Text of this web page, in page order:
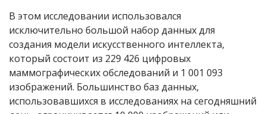
В этом исследовании использовался
исключительно большой набор данных для
создания модели искусственного интеллекта,
который состоит из 229 426 цифровых
маммографических обследований и 1 001 093
изображений. Большинство баз данных,
использовавшихся в исследованиях на сегодняшний